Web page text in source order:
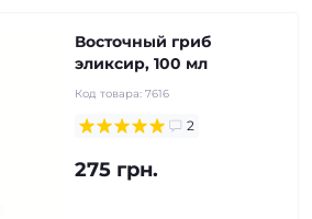
Восточный гриб
эликсир, 100 мл
Код товара: 7616
2
275 грн.